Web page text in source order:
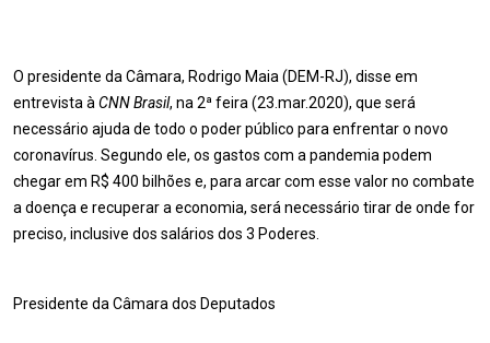
O presidente da Câmara, Rodrigo Maia (DEM-RJ), disse em
entrevista à CNN Brasil, na 2ª feira (23.mar.2020), que será
necessário ajuda de todo o poder público para enfrentar o novo
coronavírus. Segundo ele, os gastos com a pandemia podem
chegar em R$ 400 bilhões e, para arcar com esse valor no combate
a doença e recuperar a economia, será necessário tirar de onde for
preciso, inclusive dos salários dos 3 Poderes.
Presidente da Câmara dos Deputados